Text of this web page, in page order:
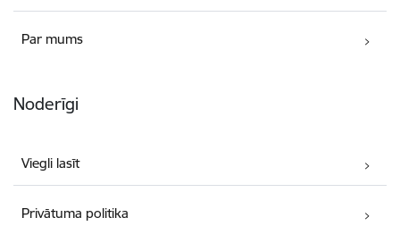
Par mums
Noderīgi
Viegli lasīt
Privātuma politika